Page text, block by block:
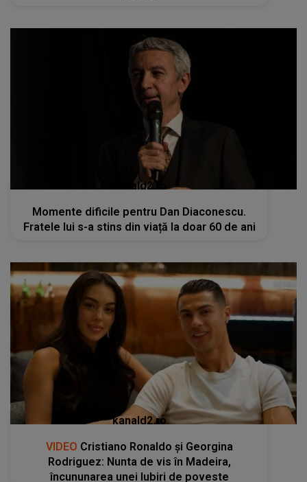
kanald2.ro
Momente dificile pentru Dan Diaconescu.
Fratele lui s-a stins din viață la doar 60 de ani
kanald2.ro
VIDEO Cristiano Ronaldo și Georgina
Rodriguez: Nunta de vis în Madeira,
încununarea unei Iubiri de poveste